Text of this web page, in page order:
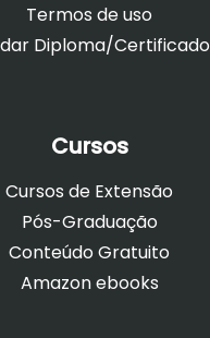
Termos de uso
Diploma/Certificado
Cursos
Cursos de Extensão
Pós-Graduação
Conteúdo Gratuito
Amazon ebooks